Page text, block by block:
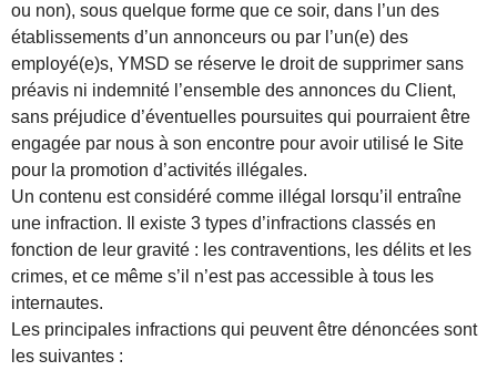
ou non), sous quelque forme que ce soir, dans l’un des
établissements d’un annonceurs ou par l’un(e) des
employé(e)s, YMSD se réserve le droit de supprimer sans
préavis ni indemnité l’ensemble des annonces du Client,
sans préjudice d’éventuelles poursuites qui pourraient être
engagée par nous à son encontre pour avoir utilisé le Site
pour la promotion d’activités illégales.
Un contenu est considéré comme illégal lorsqu’il entraîne
une infraction. Il existe 3 types d’infractions classés en
fonction de leur gravité : les contraventions, les délits et les
crimes, et ce même s’il n’est pas accessible à tous les
internautes.
Les principales infractions qui peuvent être dénoncées sont
les suivantes :